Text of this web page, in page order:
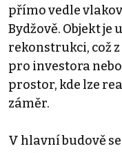
přímo vedle
Bydžově. Objekt
rekonstrukci, což
pro investora
prostor, kde lze
záměr.
V hlavní budově